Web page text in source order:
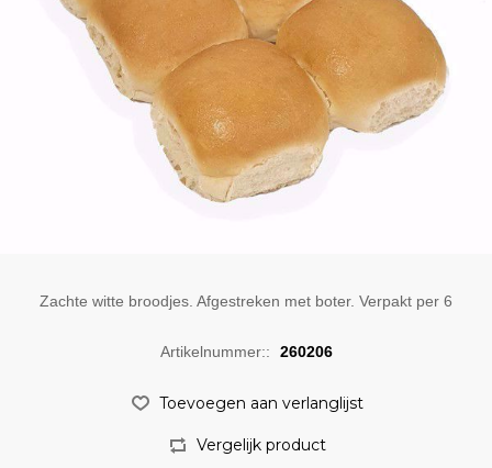
Zachte witte broodjes. Afgestreken met boter. Verpakt per 6
Artikelnummer:: 260206